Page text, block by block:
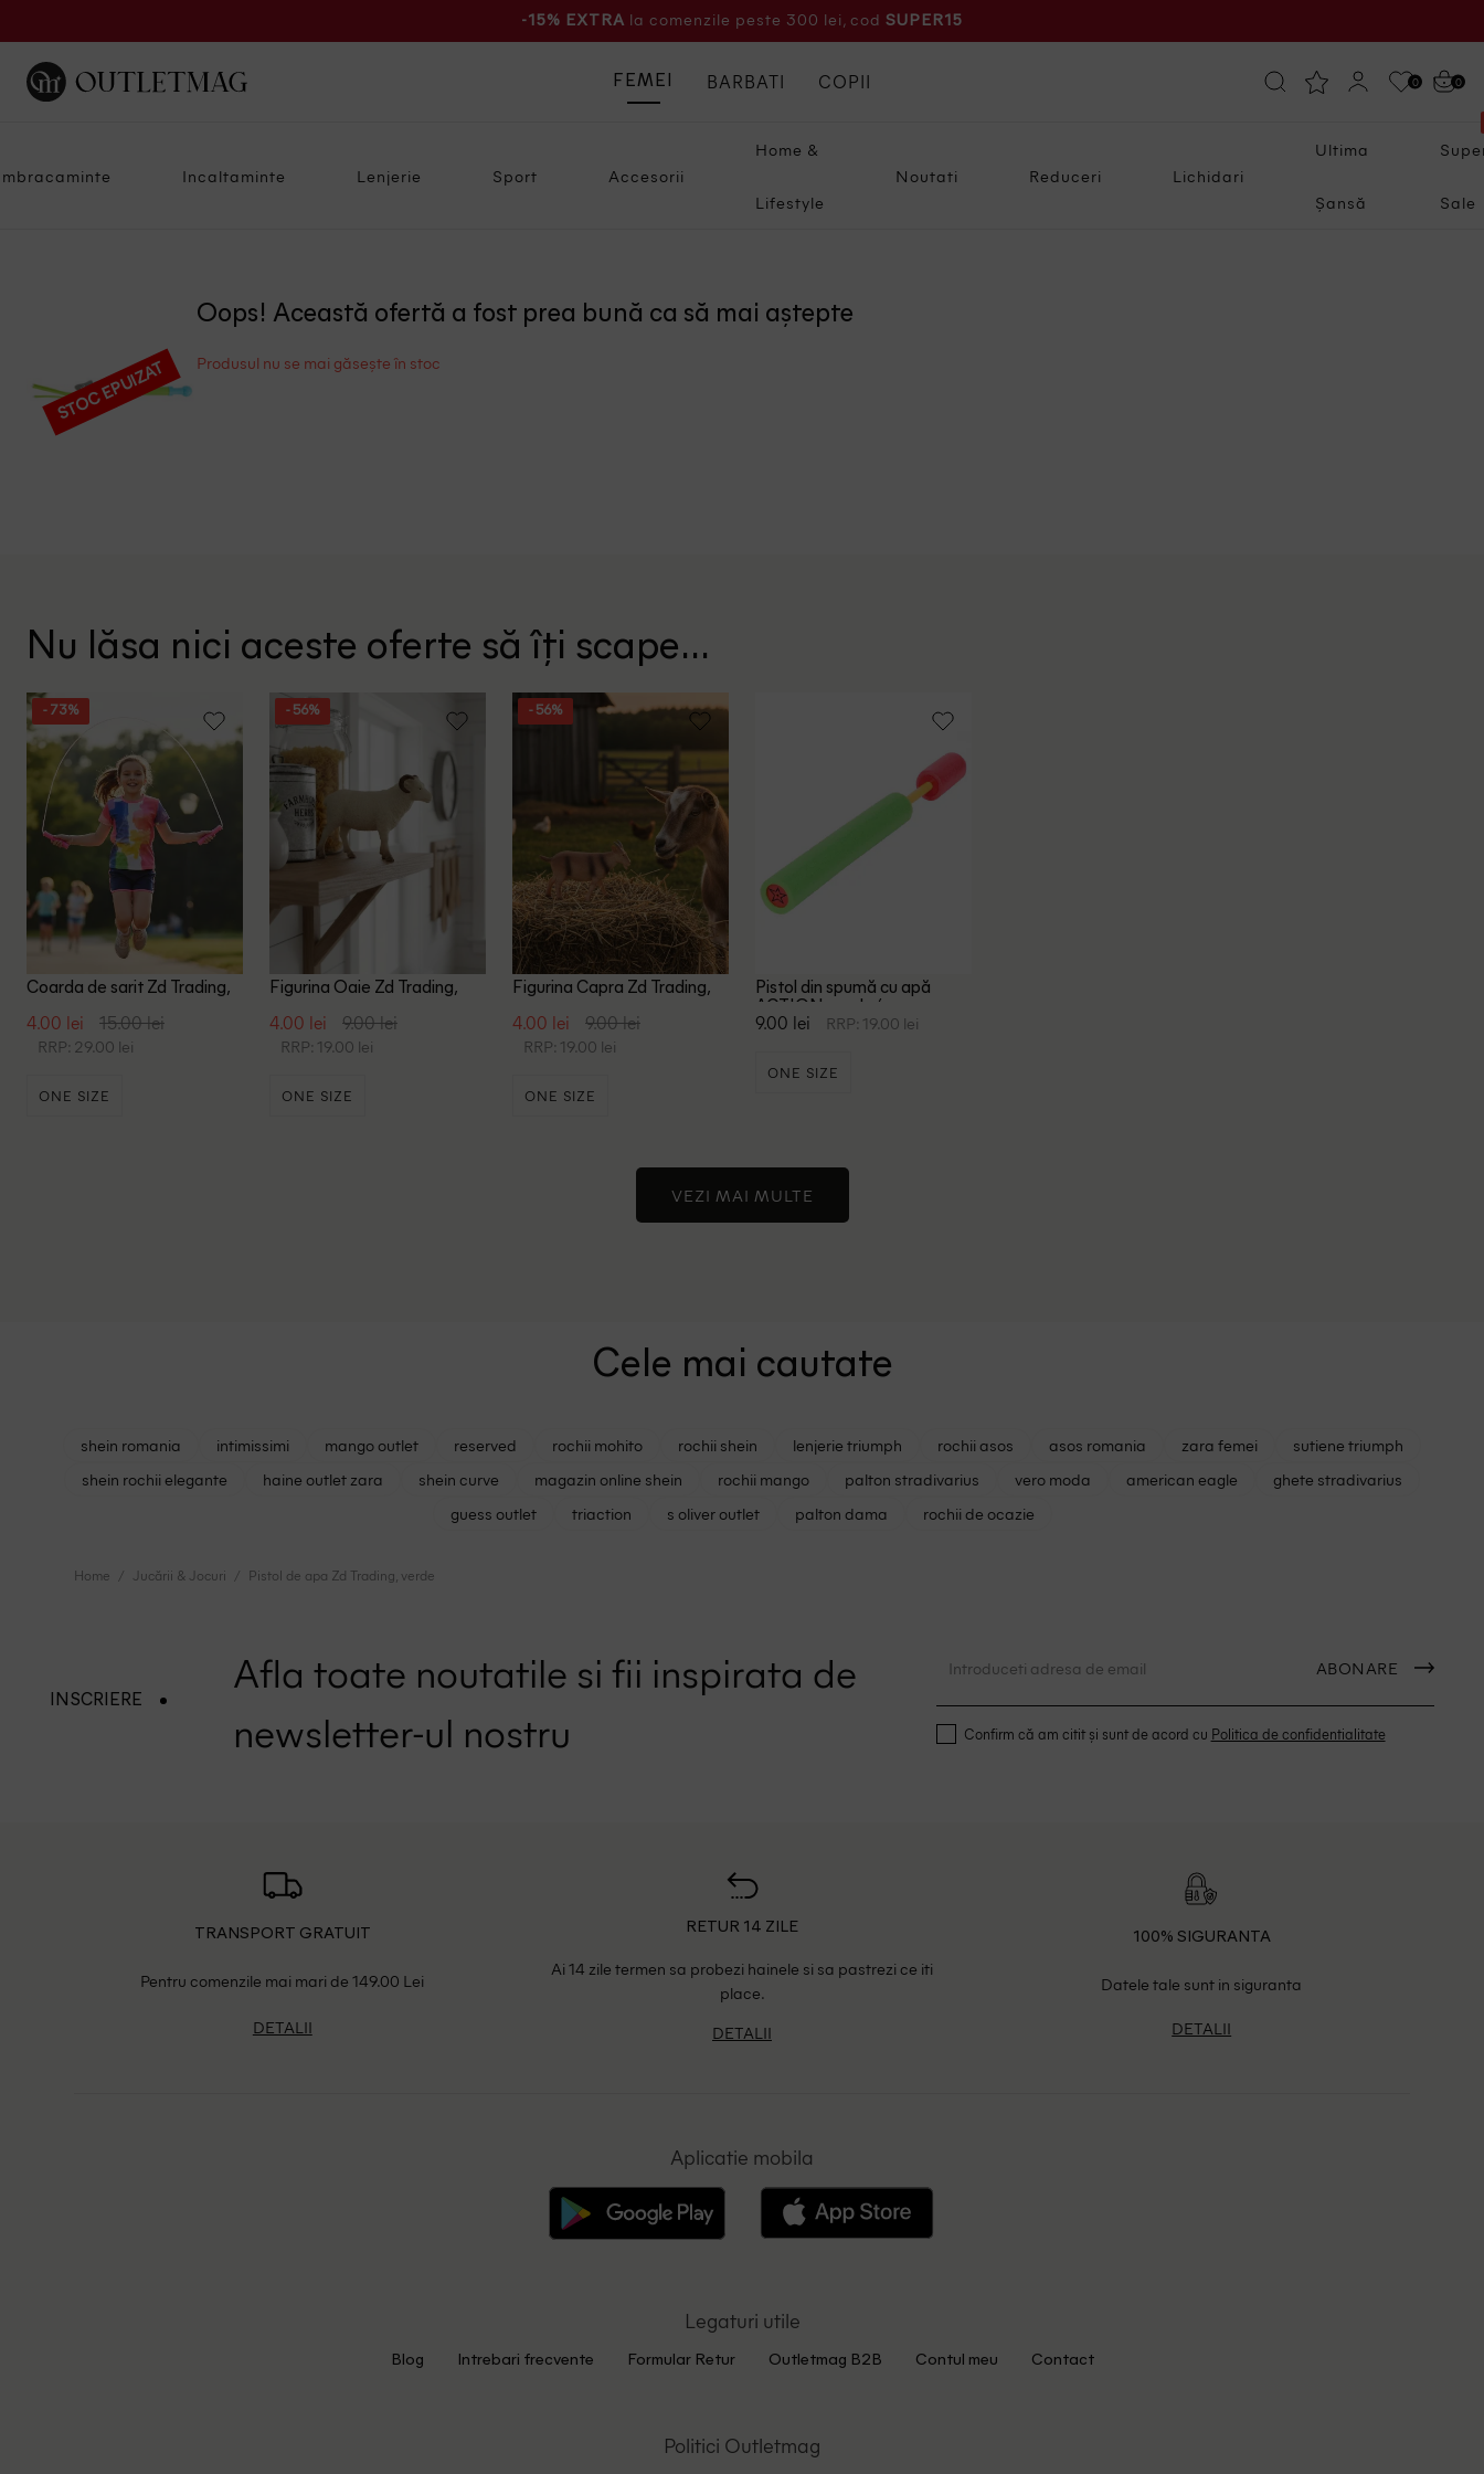
-15% EXTRA la comenzile peste 300 lei, cod SUPER15
0 0
Incaltaminte Lenjerie Sport Accesorii
Home &
Lifestyle
Noutati Reduceri Lichidari
Ultima
Șansă Sale
FEMEI BARBATI COPII
STOC EPUIZAT
Oops! Această ofertă a fost prea bună ca să mai aștepte
Produsul nu se mai găsește în stoc
Nu lăsa nici aceste oferte să îți scape...
- 73%
Coarda de sarit Zd Trading,
4.00 lei 15.00 lei
RRP: 29.00 lei
ONE SIZE
- 56%
Figurina Oaie Zd Trading,
4.00 lei 9.00 lei
RRP: 19.00 lei
ONE SIZE
- 56%
Figurina Capra Zd Trading,
4.00 lei 9.00 lei
RRP: 19.00 lei
ONE SIZE
Pistol din spumă cu apă
ACTION, verde/roz
9.00 lei RRP: 19.00 lei
ONE SIZE
VEZI MAI MULTE
Cele mai cautate
shein romania intimissimi mango outlet reserved rochii mohito rochii shein lenjerie triumph rochii asos asos romania zara femei
sutiene triumph
shein rochii elegante
haine outlet zara shein curve magazin online shein rochii mango palton stradivarius vero moda american eagle
ghete stradivarius
guess outlet
triaction s oliver outlet palton dama rochii de ocazie
Home Jucării & Jocuri Pistol de apa Zd Trading, verde
INSCRIERE
Afla toate noutatile si fii inspirata de
newsletter-ul nostru
ABONARE
Confirm că am citit și sunt de acord cu Politica de confidentialitate
TRANSPORT GRATUIT
Pentru comenzile mai mari de 149.00 Lei
DETALII
RETUR 14 ZILE
Ai 14 zile termen sa probezi hainele si sa pastrezi ce iti
place.
DETALII
100% SIGURANTA
Datele tale sunt in siguranta
DETALII
Aplicatie mobila
Legaturi utile
Blog Intrebari frecvente Formular Retur Outletmag B2B Contul meu Contact
Politici Outletmag